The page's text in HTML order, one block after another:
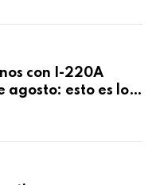
con I-220A
agosto: esto es lo